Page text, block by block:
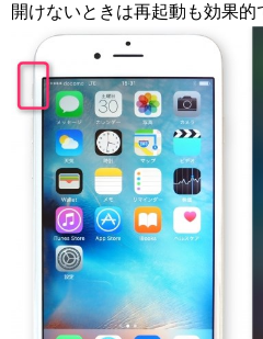
開けないときは再起動も効果的